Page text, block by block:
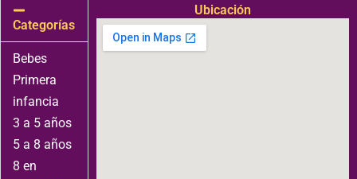
Categorías
Bebes
Primera
infancia
3 a 5 años
5 a 8 años
8 en
Ubicación